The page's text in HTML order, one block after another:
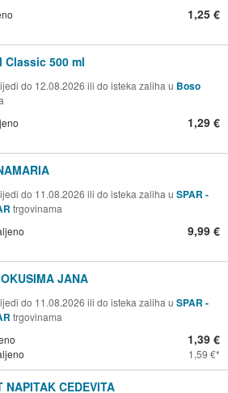
1,25 €
Classic 500 ml
do 12.08.2026 ili do isteka zaliha u Boso
1,29 €
do 11.08.2026 ili do isteka zaliha u SPAR -
trgovinama
9,99 €
JANA
do 11.08.2026 ili do isteka zaliha u SPAR -
trgovinama
1,39 €
1,59 €
NAPITAK CEDEVITA